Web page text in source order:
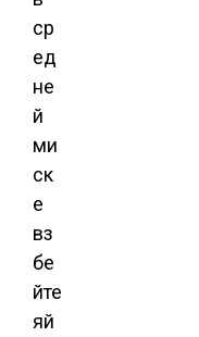
ср
ед
не
й
ми
ск
е
вз
бе
йте
яй